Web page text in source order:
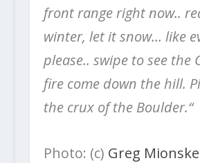
front range right now..
winter, let it snow… like
please.. swipe to see the
fire come down the hill.
the crux of the Boulder.“
Photo: (c) Greg Mionske